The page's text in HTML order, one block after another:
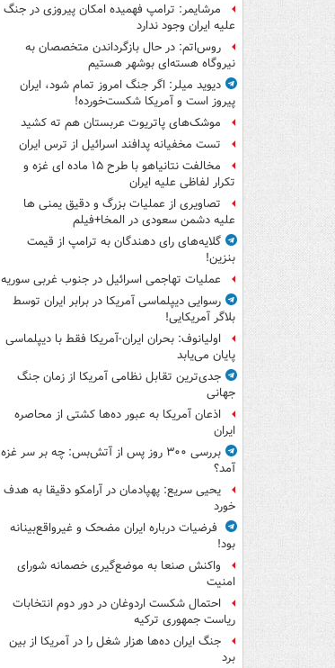
مرشایمر: ترامپ فهمیده امکان پیروزی در جنگ
علیه ایران وجود ندارد
روس‌اتم: در حال بازگرداندن متخصصان به
نیروگاه هسته‌ای بوشهر هستیم
دیوید میلر: اگر جنگ امروز تمام شود، ایران
پیروز است و آمریکا شکست‌خورده!
موشک‌های پاتریوت عربستان هم ته‌ کشید
تست مخفیانه پدافند اسرائیل از ترس ایران
مخالفت نتانیاهو با طرح ۱۵ ماده ای غزه و
تکرار لفاظی علیه ایران
تصاویری از عملیات بزرگ و دقیق یمنی ها
علیه دشمن سعودی در المخا+فیلم
گلایه‌های رای دهندگان به ترامپ از قیمت
بنزین!
عملیات تهاجمی اسرائیل در جنوب غربی سوریه
رسوایی دیپلماسی آمریکا در برابر ایران توسط
بلاگر آمریکایی!
اولیانوف: بحران ایران-آمریکا فقط با دیپلماسی
پایان می‌یابد
جدی‌ترین تقابل نظامی آمریکا از زمان جنگ
جهانی
اذعان آمریکا به عبور ده‌ها کشتی از محاصره
ایران
بررسی ۳۰۰ روز پس از آتش‌بس: چه بر سر غزه
آمد؟
یحیی سریع: پهپادمان در آرامکو دقیقا به هدف
خورد
فرضیات درباره ایران مضحک و غیرواقع‌بینانه
بود!
واکنش صنعا به موضع‌گیری خصمانه شورای
امنیت
احتمال شکست اردوغان در دور دوم انتخابات
ریاست جمهوری ترکیه
جنگ ایران ده‌ها هزار شغل را در آمریکا از بین
برد